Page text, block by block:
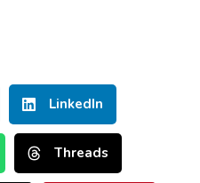
LinkedIn
Threads